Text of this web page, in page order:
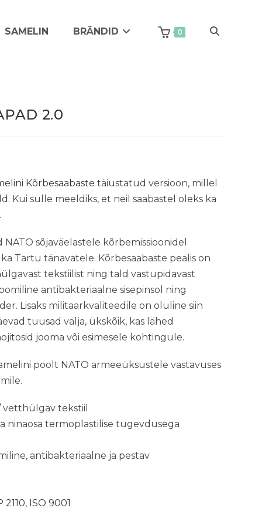
SAMELIN BRÄNDID 0 Toggle
2.0
Kõrbesaabaste täiustatud versioon, millel
Kui sulle meeldiks, et neil saabastel oleks ka
sõjaväelastele kõrbemissioonidel
Tartu tänavatele. Kõrbesaabaste pealis on
tekstiilist ning tald vastupidavast
antibakteriaalne sisepinsol ning
Lisaks militaarkvaliteedile on oluline siin
tuusad välja, ükskõik, kas lähed
jooma või esimesele kohtingule.
poolt NATO armeeüksustele vastavuses
tekstiil
ninaosa termoplastilise tugevdusega
antibakteriaalne ja pestav
2110, ISO 9001